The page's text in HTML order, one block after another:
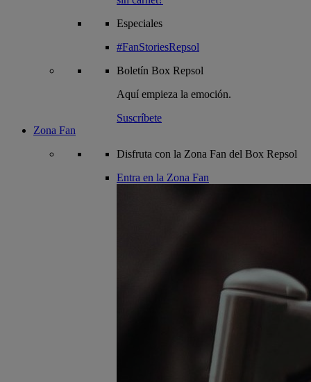
Especiales
#FanStoriesRepsol
Boletín Box Repsol
Aquí empieza la emoción.
Suscríbete
Zona Fan
Disfruta con la Zona Fan del Box Repsol
Entra en la Zona Fan